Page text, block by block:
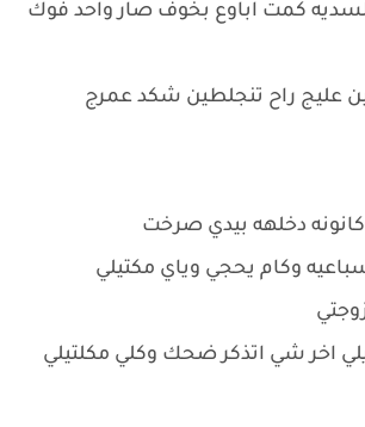
كمت اباوع بخوف صار واحد فوك
عليج راح تنجلطين شكد عمرج
دخلهه بيدي صرخت
وكام يحجي وياي مكتيلي
اخر شي اتذكر ضحك وكلي مكلتيلي